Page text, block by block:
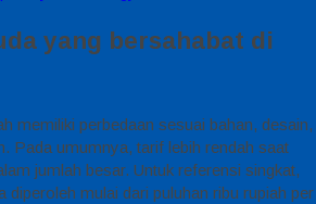
yang bersahabat di
memiliki perbedaan sesuai bahan, desain,
Pada umumnya, tarif lebih rendah saat
jumlah besar. Untuk referensi singkat,
diperoleh mulai dari puluhan ribu rupiah per